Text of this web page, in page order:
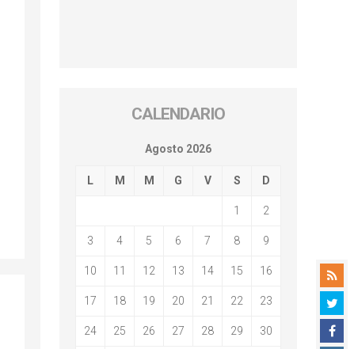
CALENDARIO
Agosto 2026
L M M G V S D
1 2
3 4 5 6 7 8 9
10 11 12 13 14 15 16
17 18 19 20 21 22 23
24 25 26 27 28 29 30